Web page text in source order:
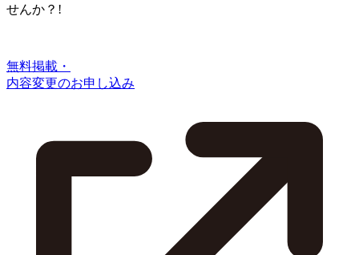
せんか？!
無料掲載・
内容変更のお申し込み